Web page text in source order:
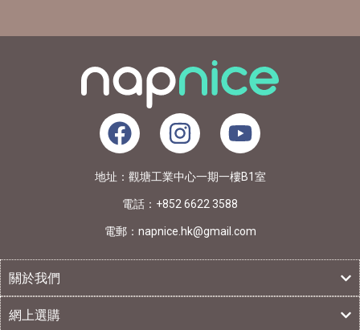
地址：觀塘工業中心一期一樓B1室
電話：+852 6622 3588
電郵：napnice.hk@gmail.com
關於我們
網上選購